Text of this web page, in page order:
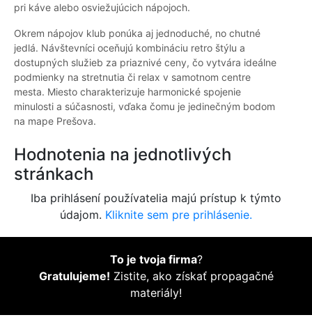
pri káve alebo osviežujúcich nápojoch.
Okrem nápojov klub ponúka aj jednoduché, no chutné
jedlá. Návštevníci oceňujú kombináciu retro štýlu a
dostupných služieb za priaznivé ceny, čo vytvára ideálne
podmienky na stretnutia či relax v samotnom centre
mesta. Miesto charakterizuje harmonické spojenie
minulosti a súčasnosti, vďaka čomu je jedinečným bodom
na mape Prešova.
Hodnotenia na jednotlivých
stránkach
Iba prihlásení používatelia majú prístup k týmto
údajom. Kliknite sem pre prihlásenie.
To je tvoja firma?
Gratulujeme! Zistite, ako získať propagačné
materiály!